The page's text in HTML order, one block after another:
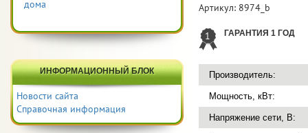
Артикул: 8974_b
1 ГАРАНТИЯ 1 ГОД
Производитель:
Мощность, кВт:
Напряжение сети, В:
дома
ИНФОРМАЦИОННЫЙ БЛОК
Новости сайта
Справочная информация